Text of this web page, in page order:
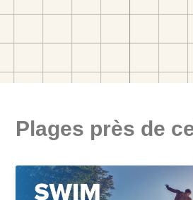
Plages près de